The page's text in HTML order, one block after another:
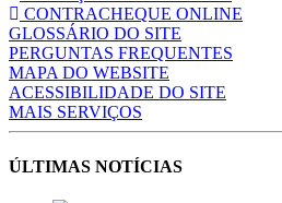
CONTRACHEQUE ONLINE
GLOSSÁRIO DO SITE
PERGUNTAS FREQUENTES
MAPA DO WEBSITE
ACESSIBILIDADE DO SITE
MAIS SERVIÇOS
ÚLTIMAS NOTÍCIAS